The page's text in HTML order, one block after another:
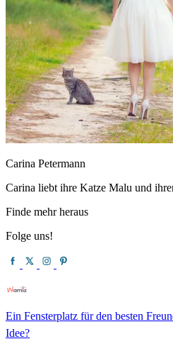
Carina Petermann
Carina liebt ihre Katze Malu und
Finde mehr heraus
Folge uns!
Ein Fensterplatz für den besten
Idee?